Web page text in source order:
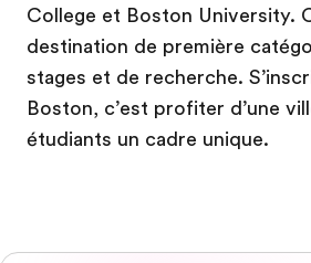
College et Boston University.
destination de première
stages et de recherche.
Boston, c’est profiter d’une
étudiants un cadre unique.